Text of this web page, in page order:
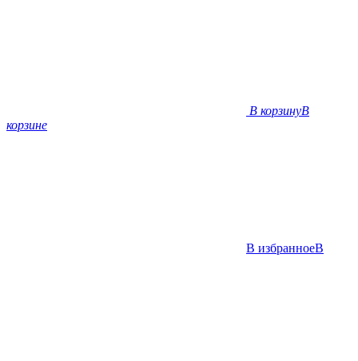
В корзинуВ
корзине
В избранноеВ